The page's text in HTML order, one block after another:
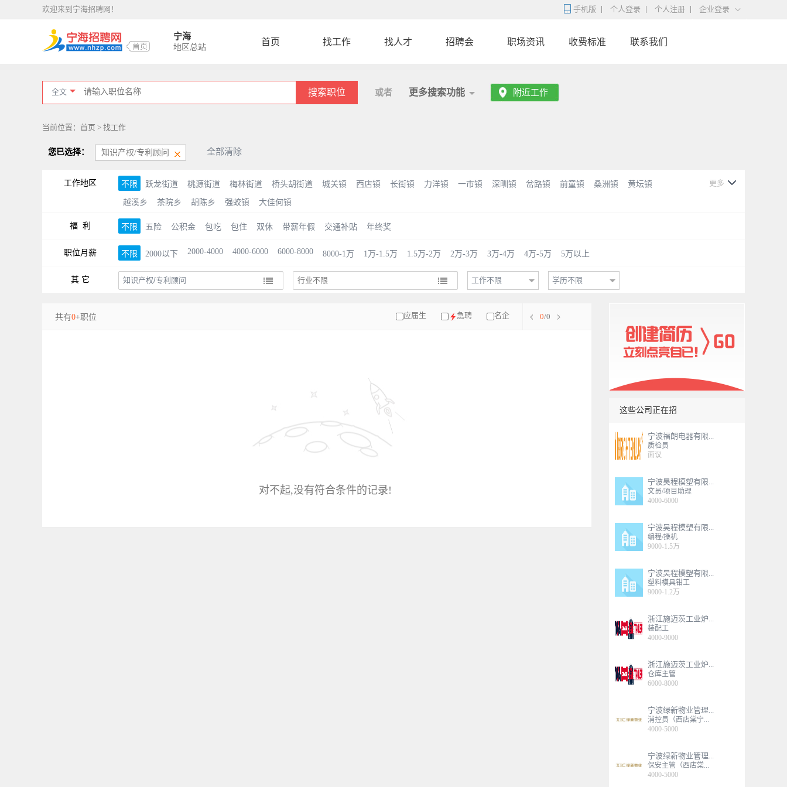
欢迎来到宁海招聘网！ 手机版 个人登录 个人注册 企业登录
宁海
地区总站
首页 找工作 找人才 招聘会 职场资讯 收费标准 联系我们
全文 搜索职位 或者 更多搜索功能 附近工作
当前位置：首页 > 找工作
您已选择： 知识产权/专利顾问 全部清除
工作地区 不限 跃龙街道 桃源街道 梅林街道 桥头胡街道 城关镇 西店镇 长街镇 力洋镇 一市镇 深甽镇 岔路镇 前童镇 桑洲镇 黄坛镇
越溪乡 茶院乡 胡陈乡 强蛟镇 大佳何镇
更多
福 利 不限 五险 公积金 包吃 包住 双休 带薪年假 交通补贴 年终奖
职位月薪 不限 2000以下 2000-4000 4000-6000 6000-8000 8000-1万 1万-1.5万 1.5万-2万 2万-3万 3万-4万 4万-5万 5万以上
其 它 工作不限 学历不限
共有0+职位 应届生 急聘 名企 0/0
对不起,没有符合条件的记录!
这些公司正在招
宁波福朗电器有限...
质检员
面议
宁波昊程模塑有限...
文员/项目助理
4000-6000
宁波昊程模塑有限...
编程/操机
9000-1.5万
宁波昊程模塑有限...
塑料模具钳工
9000-1.2万
浙江施迈茨工业炉...
装配工
4000-9000
浙江施迈茨工业炉...
仓库主管
6000-8000
宁波绿新物业管理...
消控员（西店棠宁...
4000-5000
宁波绿新物业管理...
保安主管（西店棠...
4000-5000